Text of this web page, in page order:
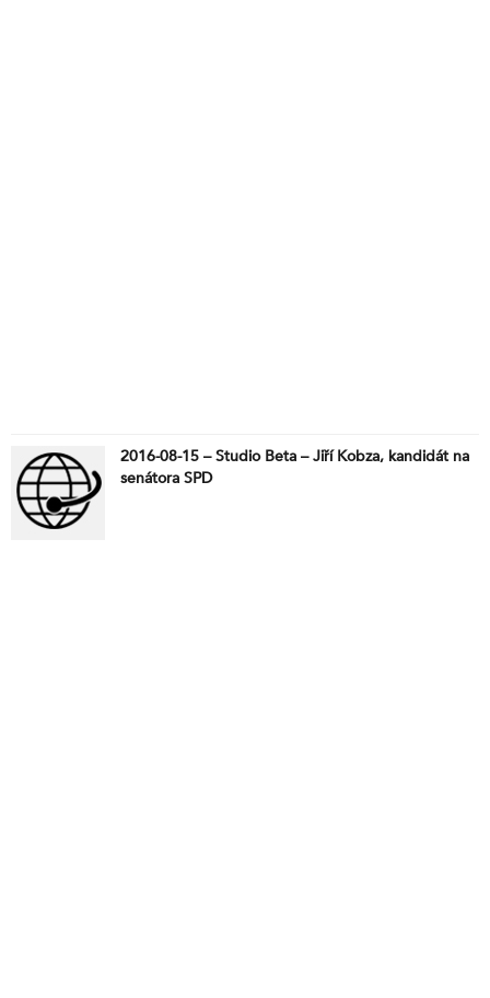
2016-08-15 – Studio Beta – Jiří Kobza, kandidát na
senátora SPD